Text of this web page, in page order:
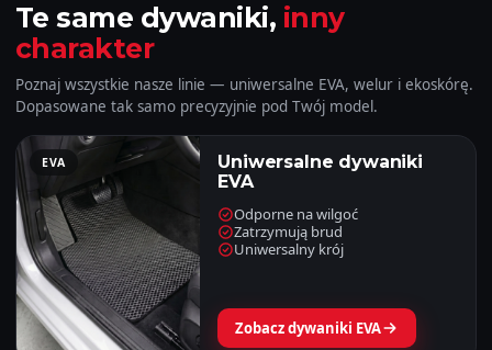
Te same dywaniki, inny
charakter
Poznaj wszystkie nasze linie — uniwersalne EVA, welur i ekoskórę.
Dopasowane tak samo precyzyjnie pod Twój model.
EVA
Uniwersalne dywaniki
EVA
Odporne na wilgoć
Zatrzymują brud
Uniwersalny krój
Zobacz dywaniki EVA